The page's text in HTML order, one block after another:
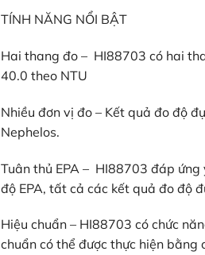
TÍNH NĂNG NỔI BẬT
Hai thang đo – HI88703 có hai
40.0 theo NTU
Nhiều đơn vị đo – Kết quả đo độ
Nephelos.
Tuân thủ EPA – HI88703 đáp ứng
độ EPA, tất cả các kết quả đo độ
Hiệu chuẩn – HI88703 có chức
chuẩn có thể được thực hiện bằng